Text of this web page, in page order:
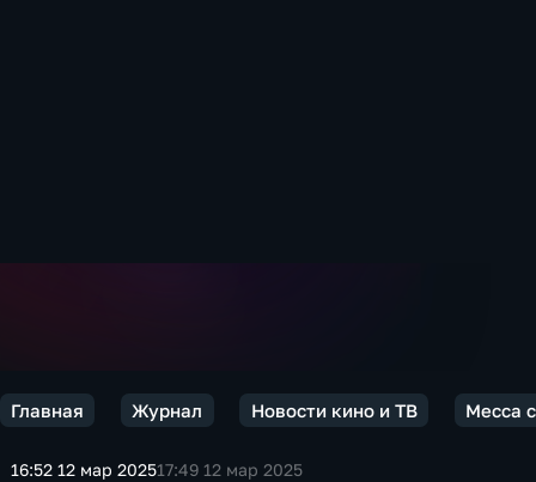
Главная Журнал Новости кино и ТВ Месса
16:52 12 мар 202517:49 12 мар 2025